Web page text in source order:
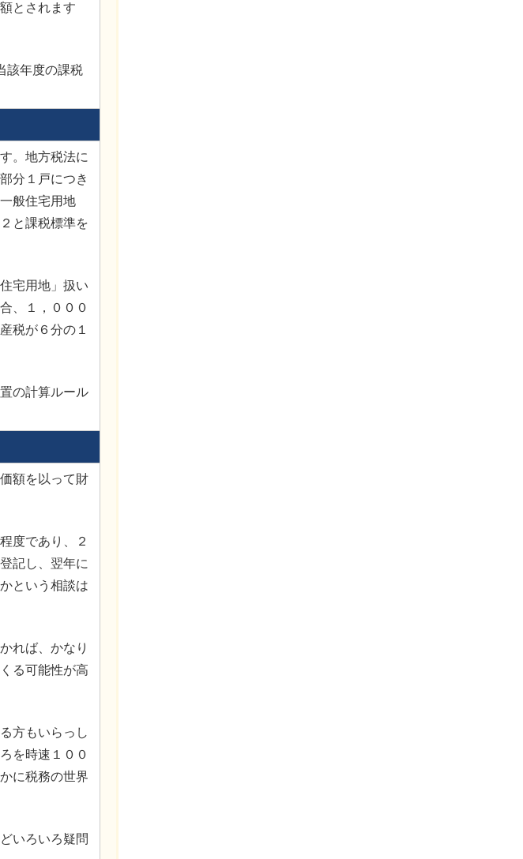
とされます
該年度の課税
。地方税法に
分１戸につき
般住宅用地
と課税標準を
宅用地」扱い
、１，０００
税が６分の１
の計算ルール
額を以って財
度であり、２
記し、翌年に
という相談は
れば、かなり
る可能性が高
方もいらっし
を時速１００
に税務の世界
いろいろ疑問